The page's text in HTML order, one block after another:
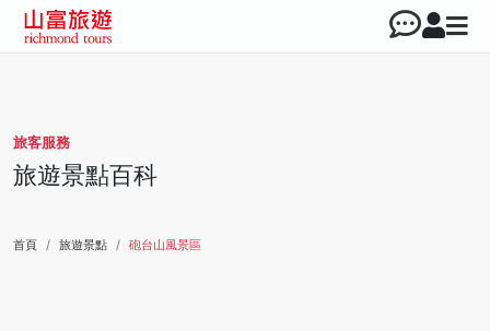
旅客服務
旅遊景點百科
首頁 旅遊景點 砲台山風景區